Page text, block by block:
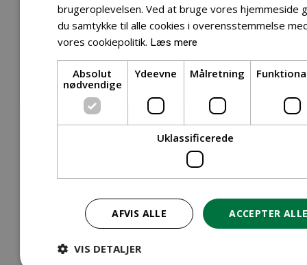
Tilbehør Havetraktor
Tilbehør Hækkeklippere
Tilbehør Motorsav
Tilbehør Kæder
Tilbehør Sværd
Tilbehør Rengøringsmaskiner
Tilbehør Robotplæneklipper
Tilbehør Walk Behind
Reservedele Løvblæsere
Reservedele Motorsave
Reservedele Plæneklippere
brugeroplevelsen. Ved at bruge vores hjemmeside
du samtykke til alle cookies i overensstemmelse
vores cookiepolitik. Læs mere
Absolut
nødvendige
Ydeevne Målretning
Uklassificerede
ACCEPTER
AFVIS ALLE
VIS DETALJER